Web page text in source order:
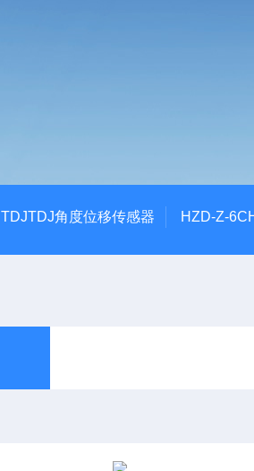
TDJTDJ角度位移传感器 HZD-Z-